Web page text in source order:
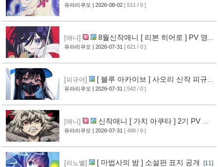
계를 다스린다 ] 2기 PV 영상 공개
유라리쿠오 | 2026-08-02 [ 511 / 0 ]
[애니]
8월신작애니 [ 리본 히어로 ] PV 영
상 공개
[11]
유라리쿠오 | 2026-07-31 [ 621 / 0 ]
[피규어]
[ 블루 아카이브 ] 사오리 신작 피규어
공개 [10]
유라리쿠오 | 2026-07-31 [ 542 / 0 ]
[애니]
신작애니 [ 가치 아쿠타 ] 2기 PV 영
상 공개
[13]
유라리쿠오 | 2026-07-31 [ 488 / 0 ]
[라노벨] [ 마법사의 밤 ] 소설판 표지 공개 [11]